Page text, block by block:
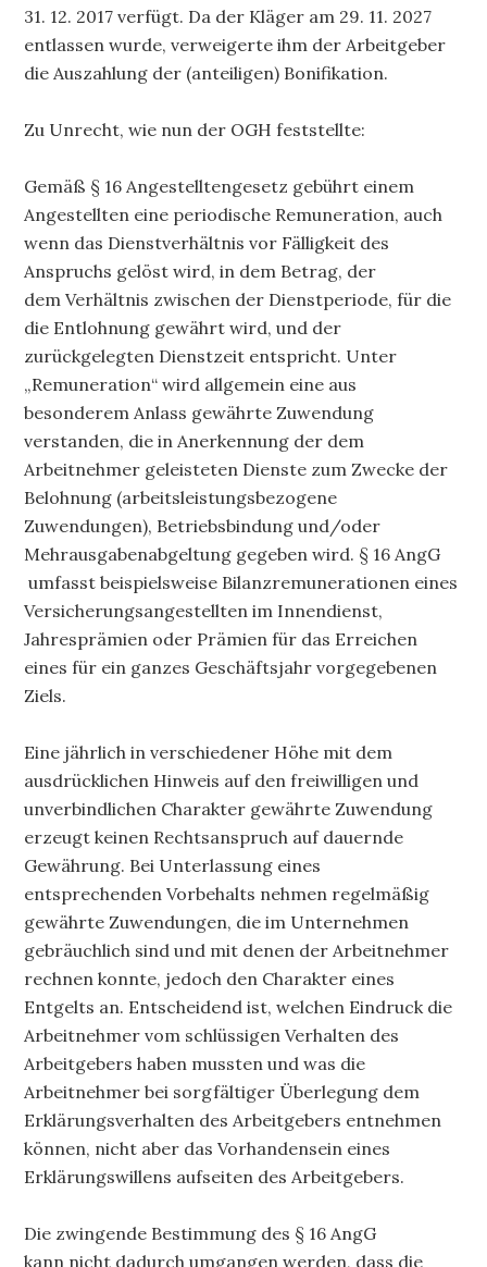
31. 12. 2017 verfügt. Da der Kläger am 29. 11. 2027
entlassen wurde, verweigerte ihm der Arbeitgeber
die Auszahlung der (anteiligen) Bonifikation.
Zu Unrecht, wie nun der OGH feststellte:
Gemäß § 16 Angestelltengesetz gebührt einem
Angestellten eine periodische Remuneration, auch
wenn das Dienstverhältnis vor Fälligkeit des
Anspruchs gelöst wird, in dem Betrag, der
dem Verhältnis zwischen der Dienstperiode, für die
die Entlohnung gewährt wird, und der
zurückgelegten Dienstzeit entspricht. Unter
„Remuneration“ wird allgemein eine aus
besonderem Anlass gewährte Zuwendung
verstanden, die in Anerkennung der dem
Arbeitnehmer geleisteten Dienste zum Zwecke der
Belohnung (arbeitsleistungsbezogene
Zuwendungen), Betriebsbindung und/oder
Mehrausgabenabgeltung gegeben wird. § 16 AngG
umfasst beispielsweise Bilanzremunerationen eines
Versicherungsangestellten im Innendienst,
Jahresprämien oder Prämien für das Erreichen
eines für ein ganzes Geschäftsjahr vorgegebenen
Ziels.
Eine jährlich in verschiedener Höhe mit dem
ausdrücklichen Hinweis auf den freiwilligen und
unverbindlichen Charakter gewährte Zuwendung
erzeugt keinen Rechtsanspruch auf dauernde
Gewährung. Bei Unterlassung eines
entsprechenden Vorbehalts nehmen regelmäßig
gewährte Zuwendungen, die im Unternehmen
gebräuchlich sind und mit denen der Arbeitnehmer
rechnen konnte, jedoch den Charakter eines
Entgelts an. Entscheidend ist, welchen Eindruck die
Arbeitnehmer vom schlüssigen Verhalten des
Arbeitgebers haben mussten und was die
Arbeitnehmer bei sorgfältiger Überlegung dem
Erklärungsverhalten des Arbeitgebers entnehmen
können, nicht aber das Vorhandensein eines
Erklärungswillens aufseiten des Arbeitgebers.
Die zwingende Bestimmung des § 16 AngG
kann nicht dadurch umgangen werden, dass die